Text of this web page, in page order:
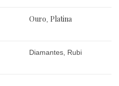
Ouro Platina
Diamantes, Rubi